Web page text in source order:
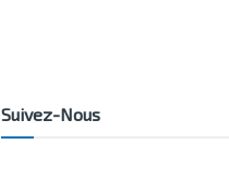
Suivez-Nous